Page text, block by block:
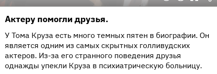
Актеру помогли друзья.
У Тома Круза есть много темных пятен в биографии. Он
является одним из самых скрытных голливудских
актеров. Из-за его странного поведения друзья
однажды упекли Круза в психиатрическую больницу.